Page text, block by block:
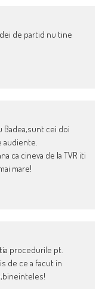
de partid nu tine
Badea,sunt cei doi
audiente.
ca cineva de la TVR iti
mare!
procedurile pt.
de ce a facut in